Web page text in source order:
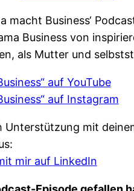
macht Business‘
Business von
als Mutter und
auf YouTube
auf Instagram
Unterstützung mit
mir auf LinkedIn